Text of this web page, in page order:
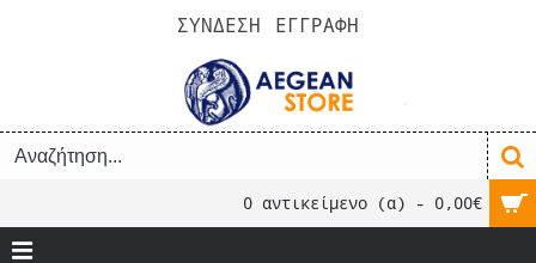
ΣΥΝΔΕΣΗ ΕΓΓΡΑΦΗ
0 αντικείμενο (α) - 0,00€